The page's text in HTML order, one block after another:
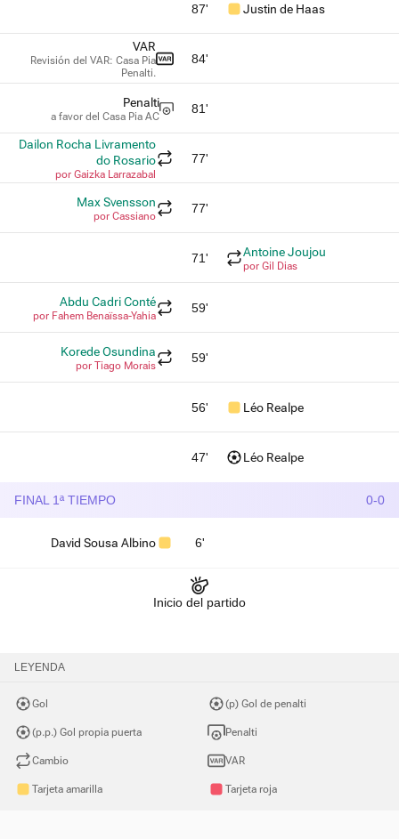
87' Justin de Haas
VAR
Revisión del VAR: Casa Pia
Penalti.
84'
Penalti
a favor del Casa Pia AC
81'
Dailon Rocha Livramento
do Rosario
por Gaizka Larrazabal
77'
Max Svensson
por Cassiano
77'
71' Antoine Joujou
por Gil Dias
Abdu Cadri Conté
por Fahem Benaïssa-Yahia
59'
Korede Osundina
por Tiago Morais
59'
56' Léo Realpe
47' Léo Realpe
FINAL 1ª TIEMPO 0-0
David Sousa Albino 6'
Inicio del partido
LEYENDA
Gol
(p.p.) Gol propia puerta
Cambio
Tarjeta amarilla
(p) Gol de penalti
Penalti
VAR
Tarjeta roja